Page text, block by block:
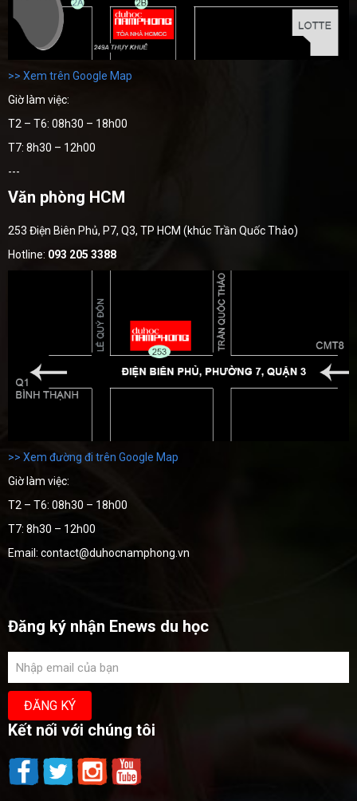
>> Xem trên Google Map
Giờ làm việc:
T2 – T6: 08h30 – 18h00
T7: 8h30 – 12h00
---
Văn phòng HCM
253 Điện Biên Phủ, P7, Q3, TP HCM (khúc Trần Quốc Thảo)
Hotline: 093 205 3388
>> Xem đường đi trên Google Map
Giờ làm việc:
T2 – T6: 08h30 – 18h00
T7: 8h30 – 12h00
Email: contact@duhocnamphong.vn
Đăng ký nhận Enews du học
Kết nối với chúng tôi